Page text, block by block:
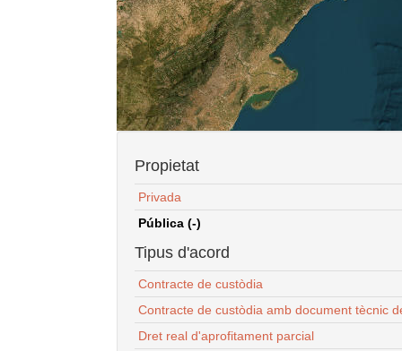
Propietat
Privada
Pública (-)
Tipus d'acord
Contracte de custòdia
Contracte de custòdia amb document tècnic
Dret real d'aprofitament parcial